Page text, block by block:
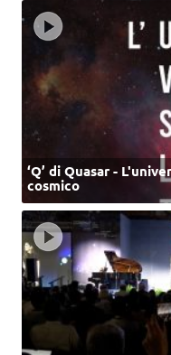
‘Q’ di Quasar -
cosmico